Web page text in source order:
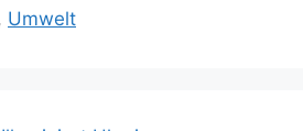
, Umwelt